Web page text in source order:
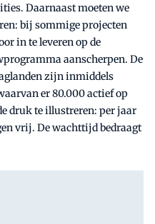
Daarnaast moeten we
bij sommige projecten
in te leveren op de
aanscherpen. De
zijn inmiddels
er 80.000 actief op
druk te illustreren: per jaar
vrij. De wachttijd bedraagt